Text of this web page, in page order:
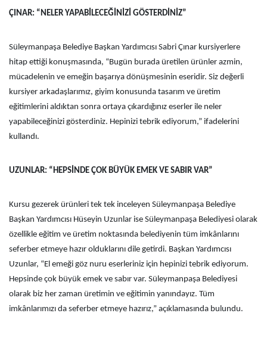
ÇINAR: “NELER YAPABİLECEĞİNİZİ GÖSTERDİNİZ”
Süleymanpaşa Belediye Başkan Yardımcısı Sabri Çınar kursiyerlere
hitap ettiği konuşmasında, “Bugün burada üretilen ürünler azmin,
mücadelenin ve emeğin başarıya dönüşmesinin eseridir. Siz değerli
kursiyer arkadaşlarımız, giyim konusunda tasarım ve üretim
eğitimlerini aldıktan sonra ortaya çıkardığınız eserler ile neler
yapabileceğinizi gösterdiniz. Hepinizi tebrik ediyorum,” ifadelerini
kullandı.
UZUNLAR: “HEPSİNDE ÇOK BÜYÜK EMEK VE SABIR VAR”
Kursu gezerek ürünleri tek tek inceleyen Süleymanpaşa Belediye
Başkan Yardımcısı Hüseyin Uzunlar ise Süleymanpaşa Belediyesi olarak
özellikle eğitim ve üretim noktasında belediyenin tüm imkânlarını
seferber etmeye hazır olduklarını dile getirdi. Başkan Yardımcısı
Uzunlar, “El emeği göz nuru eserleriniz için hepinizi tebrik ediyorum.
Hepsinde çok büyük emek ve sabır var. Süleymanpaşa Belediyesi
olarak biz her zaman üretimin ve eğitimin yanındayız. Tüm
imkânlarımızı da seferber etmeye hazırız,” açıklamasında bulundu.